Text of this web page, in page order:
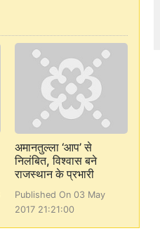
अमानतुल्ला ‘आप’ से
निलंबित, विश्वास बने
राजस्थान के प्रभारी
Published On 03 May
2017 21:21:00